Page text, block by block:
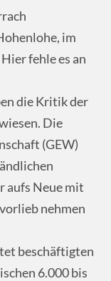
im
fehle es an
die Kritik der
Die
(GEW)
aufs Neue mit
nehmen
beschäftigten
6.000 bis